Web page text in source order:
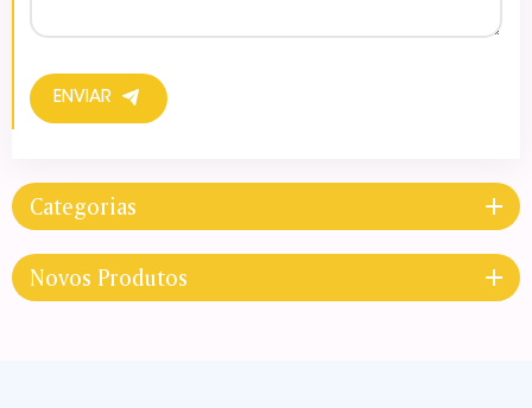
ENVIAR
Categorias
Novos Produtos